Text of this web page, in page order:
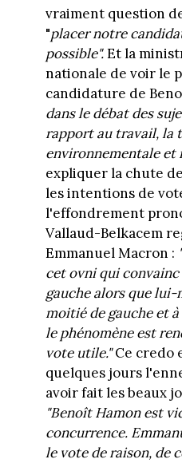
vraiment question
"placer notre
possible".Et la
nationale de voir le
candidature de
dans le débat des
rapport au travail, la
environnementale et
expliquer la chute
les intentions de
l'effondrement
Vallaud-Belkacem
Emmanuel Macron :
cet ovni qui convainc
gauche alors que
moitié de gauche et
le phénomène est
vote utile."Ce credo
quelques jours
avoir fait les beaux
"Benoît Hamon est
concurrence.
le vote de raison, de